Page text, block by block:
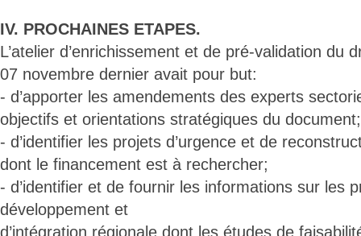
IV. PROCHAINES ETAPES.
L’atelier d’enrichissement et de pré-validation du
07 novembre dernier avait pour but:
- d’apporter les amendements des experts
objectifs et orientations stratégiques du document;
- d’identifier les projets d’urgence et de
dont le financement est à rechercher;
- d’identifier et de fournir les informations sur les
développement et
d’intégration régionale dont les études de